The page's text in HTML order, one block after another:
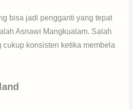
bisa jadi pengganti yang tepat
Asnawi Mangkualam. Salah
cukup konsisten ketika membela